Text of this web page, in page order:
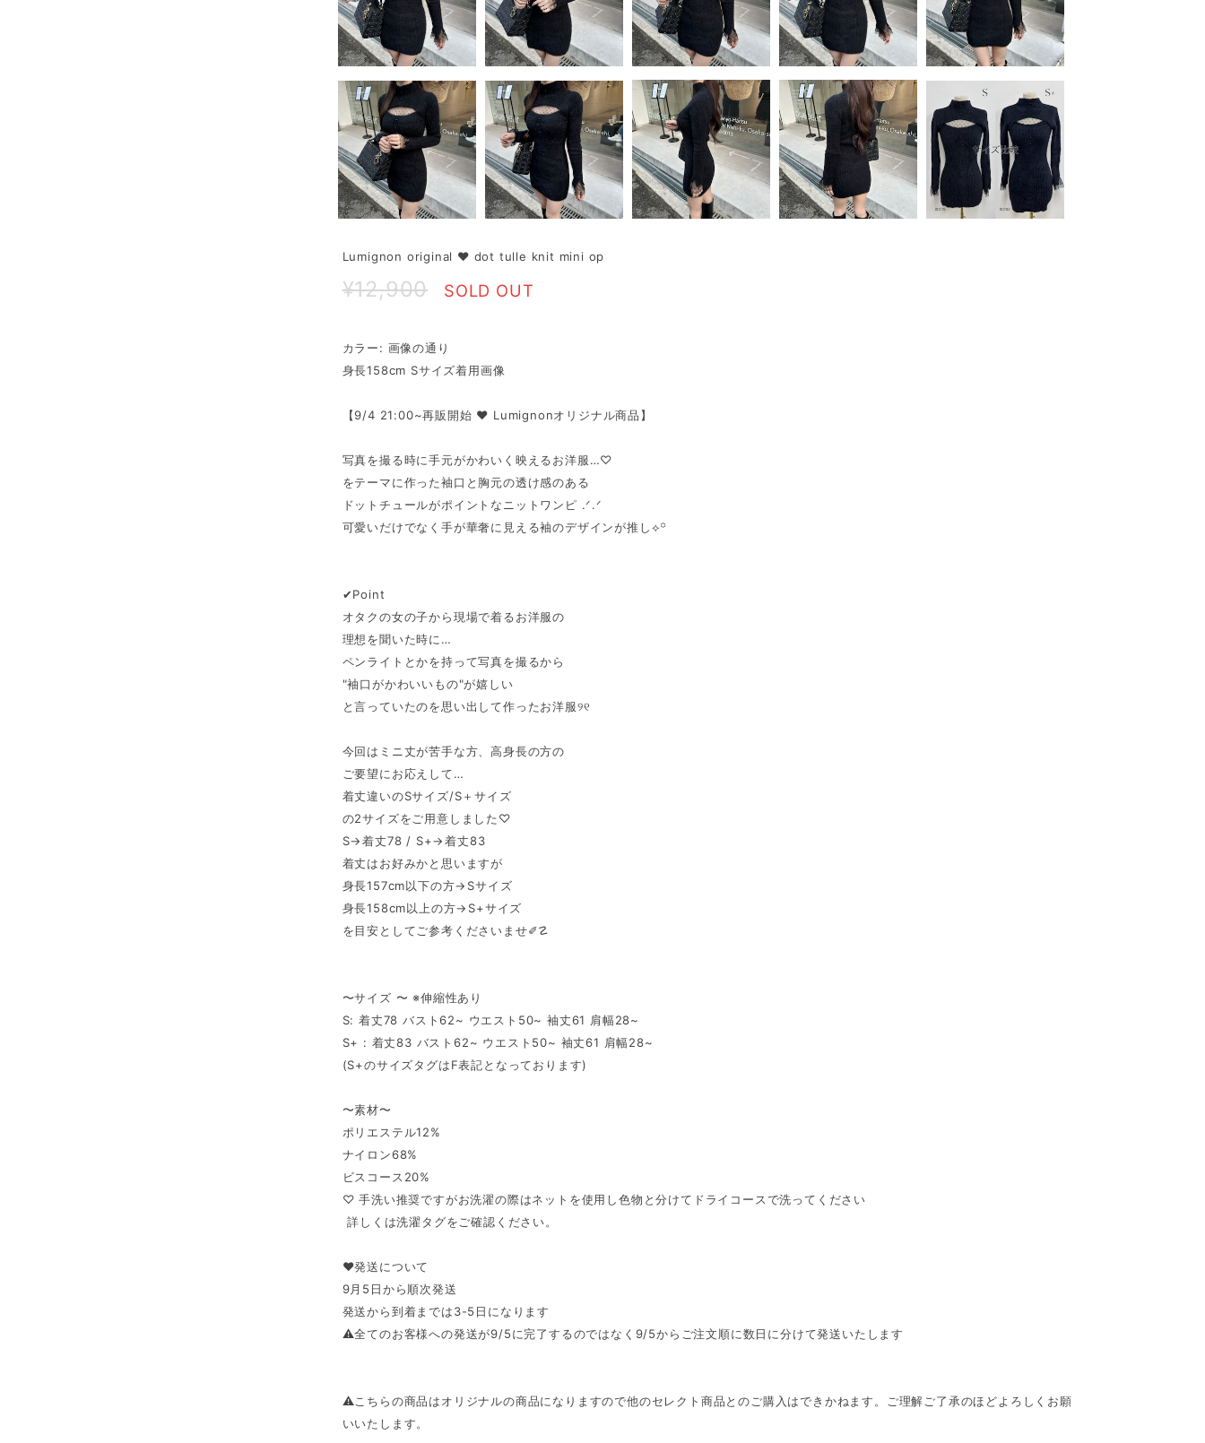
Lumignon original ♥ dot tulle knit mini op
¥12,900 SOLD OUT
カラー: 画像の通り
身長158cm Sサイズ着用画像
【9/4 21:00~再販開始 ♥ Lumignonオリジナル商品】
写真を撮る時に手元がかわいく映えるお洋服…♡
をテーマに作った袖口と胸元の透け感のある
ドットチュールがポイントなニットワンピ‪ .ᐟ.ᐟ
可愛いだけでなく手が華奢に見える袖のデザインが推し⟡꙳
✔︎Point
オタクの女の子から現場で着るお洋服の
理想を聞いた時に…
ペンライトとかを持って写真を撮るから
"袖口がかわいいもの"が嬉しい
と言っていたのを思い出して作ったお洋服୨୧
今回はミニ丈が苦手な方、高身長の方の
ご要望にお応えして…
着丈違いのSサイズ/S＋サイズ
の2サイズをご用意しました♡
S→着丈78 / S+→着丈83
着丈はお好みかと思いますが
身長157cm以下の方→Sサイズ
身長158cm以上の方→S+サイズ
を目安としてご参考くださいませ✐☡
〜サイズ 〜 ※伸縮性あり
S: 着丈78 バスト62~ ウエスト50~ 袖丈61 肩幅28~
S+ : 着丈83 バスト62~ ウエスト50~ 袖丈61 肩幅28~
(S+のサイズタグはF表記となっております)
〜素材〜
ポリエステル12%
ナイロン68%
ビスコース20%
♡ 手洗い推奨ですがお洗濯の際はネットを使用し色物と分けてドライコースで洗ってください
⁡ 詳しくは洗濯タグをご確認ください。
♥発送について
9月5日から順次発送
発送から到着までは3-5日になります
⚠︎全てのお客様への発送が9/5に完了するのではなく9/5からご注文順に数日に分けて発送いたします
⚠︎こちらの商品はオリジナルの商品になりますので他のセレクト商品とのご購入はできかねます。ご理解ご了承のほどよろしくお願
いいたします。